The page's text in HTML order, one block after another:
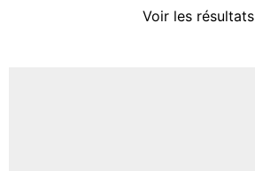
Voir les résultats